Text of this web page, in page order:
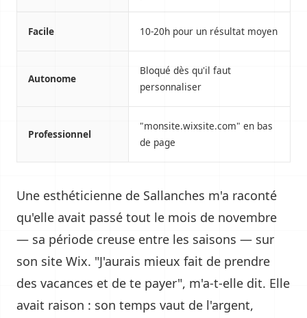
Facile 10-20h pour un résultat moyen
Autonome
Bloqué dès qu'il faut
personnaliser
Professionnel
"monsite.wixsite.com" en bas
de page
Une esthéticienne de Sallanches m'a raconté
qu'elle avait passé tout le mois de novembre
— sa période creuse entre les saisons — sur
son site Wix. "J'aurais mieux fait de prendre
des vacances et de te payer", m'a-t-elle dit. Elle
avait raison : son temps vaut de l'argent,